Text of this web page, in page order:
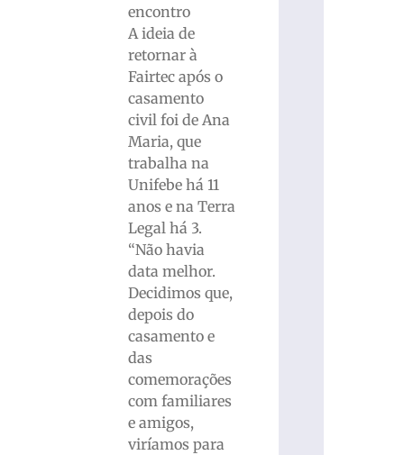
encontro
A ideia de
retornar à
Fairtec após o
casamento
civil foi de Ana
Maria, que
trabalha na
Unifebe há 11
anos e na Terra
Legal há 3.
“Não havia
data melhor.
Decidimos que,
depois do
casamento e
das
comemorações
com familiares
e amigos,
viríamos para